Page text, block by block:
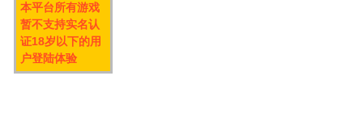
本平台所有游戏
暂不支持实名认
证18岁以下的用
户登陆体验